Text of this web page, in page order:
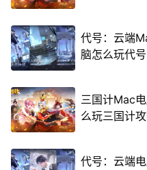
代号：云端
脑怎么玩代
三国计Mac
么玩三国计
代号：云端